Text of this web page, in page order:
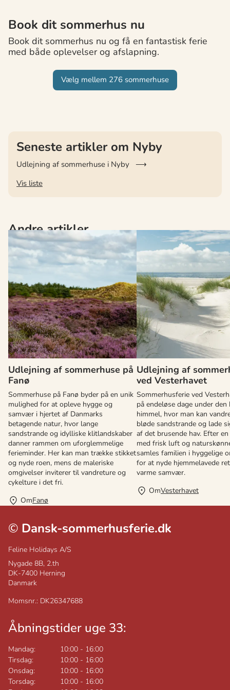
Book dit sommerhus nu
Book dit sommerhus nu og få en fantastisk ferie
med både oplevelser og afslapning.
Vælg mellem 276 sommerhuse
Seneste artikler om Nyby
Udlejning af sommerhuse i Nyby
Vis liste
Andre artikler
Udlejning af sommerhuse på
Fanø
Sommerhuse på Fanø byder på en unik
mulighed for at opleve hygge og
samvær i hjertet af Danmarks
betagende natur, hvor lange
sandstrande og idylliske klitlandskaber
danner rammen om uforglemmelige
ferieminder. Her kan man trække stikket
og nyde roen, mens de maleriske
omgivelser inviterer til vandreture og
cykelture i det fri.
OmFanø
Udlejning af
ved Vesterhavet
Sommerhusferie ved
på endeløse dage under den
himmel, hvor man kan
bløde sandstrande og lade
af det brusende hav. Efter
med frisk luft og
samles familien i hyggelige
for at nyde hjemmelavede
varme samvær.
OmVesterhavet
© Dansk-sommerhusferie.dk
Feline Holidays A/S
Nygade 8B, 2.th
DK-7400 Herning
Danmark
Momsnr.: DK26347688
Åbningstider uge 33:
Mandag: 10:00 - 16:00
Tirsdag:
10:00 - 16:00
Onsdag:
10:00 - 16:00
Torsdag:
10:00 - 16:00